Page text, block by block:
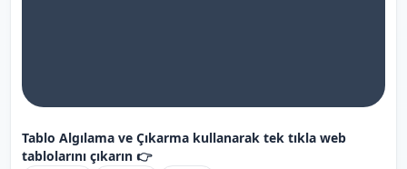
Tablo Algılama ve Çıkarma kullanarak tek tıkla web
tablolarını çıkarın 👉